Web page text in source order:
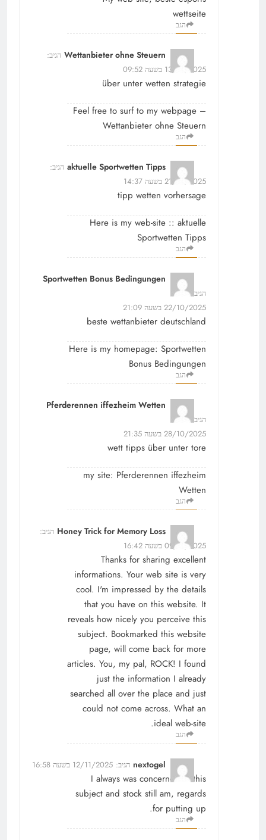
wettseite
הגב
Wettanbieter ohne Steuern הגיב:
13/10/2025 בשעה 09:52
über unter wetten strategie
Feel free to surf to my webpage –
Wettanbieter ohne Steuern
הגב
aktuelle Sportwetten Tipps הגיב:
21/10/2025 בשעה 14:37
tipp wetten vorhersage
Here is my web-site :: aktuelle
Sportwetten Tipps
הגב
Sportwetten Bonus Bedingungen
הגיב:
22/10/2025 בשעה 21:09
beste wettanbieter deutschland
Here is my homepage: Sportwetten
Bonus Bedingungen
הגב
Pferderennen iffezheim Wetten
הגיב:
28/10/2025 בשעה 21:35
wett tipps über unter tore
my site: Pferderennen iffezheim
Wetten
הגב
Honey Trick for Memory Loss הגיב:
09/11/2025 בשעה 16:42
Thanks for sharing excellent
informations. Your web site is very
cool. I'm impressed by the details
that you have on this website. It
reveals how nicely you perceive this
subject. Bookmarked this website
page, will come back for more
articles. You, my pal, ROCK! I found
just the information I already
searched all over the place and just
could not come across. What an
ideal web-site.
הגב
nextogel הגיב: 12/11/2025 בשעה 16:58
I always was concerned in this
subject and stock still am, regards
for putting up.
הגב